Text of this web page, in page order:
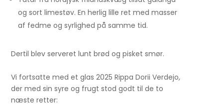
og sort limestøv. En herlig lille ret med masser
af fedme og syrlighed på samme tid.
Dertil blev serveret lunt brød og pisket smør.
Vi fortsatte med et glas 2025 Rippa Dorii Verdejo,
der med sin syre og frugt stod godt til de to
næste retter: